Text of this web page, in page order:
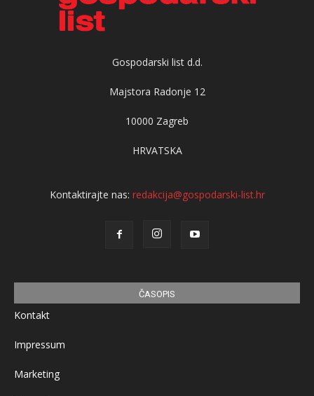
Gospodarski list d.d.
Majstora Radonje 12
10000 Zagreb
HRVATSKA
Kontaktirajte nas: redakcija@gospodarski-list.hr
ČASOPIS
Kontakt
Impressum
Marketing